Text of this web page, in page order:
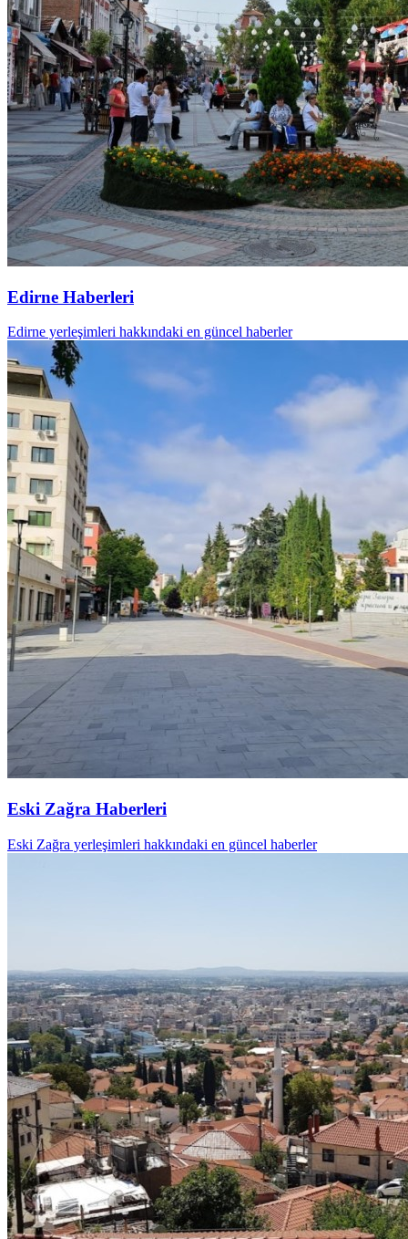
Edirne Haberleri
Edirne yerleşimleri hakkındaki en güncel haberler
Eski Zağra Haberleri
Eski Zağra yerleşimleri hakkındaki en güncel haberler